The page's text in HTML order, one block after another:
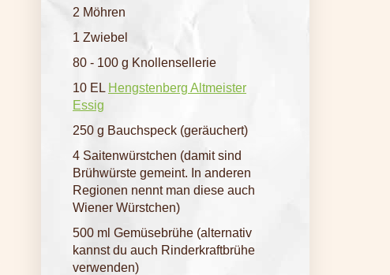
2 Möhren
1 Zwiebel
80 - 100 g Knollensellerie
10 EL Hengstenberg Altmeister
Essig
250 g Bauchspeck (geräuchert)
4 Saitenwürstchen (damit sind
Brühwürste gemeint. In anderen
Regionen nennt man diese auch
Wiener Würstchen)
500 ml Gemüsebrühe (alternativ
kannst du auch Rinderkraftbrühe
verwenden)